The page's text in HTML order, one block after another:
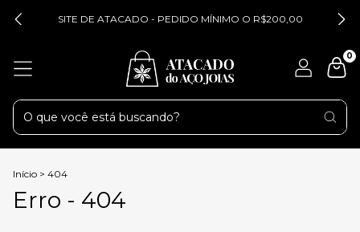
SITE DE ATACADO - PEDIDO MÍNIMO O R$200,00
0
Início > 404
Erro - 404